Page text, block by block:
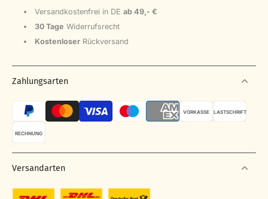
Versandkostenfrei in DE ab 49,- €
30 Tage Widerrufsrecht
KostenloserRückversand
Zahlungsarten
VORKASSE LASTSCHRIFT
RECHNUNG
Versandarten